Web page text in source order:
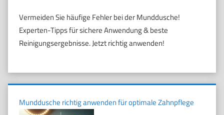
Vermeiden Sie häufige Fehler bei der Munddusche!
Experten-Tipps für sichere Anwendung & beste
Reinigungsergebnisse. Jetzt richtig anwenden!
Munddusche richtig anwenden für optimale Zahnpflege